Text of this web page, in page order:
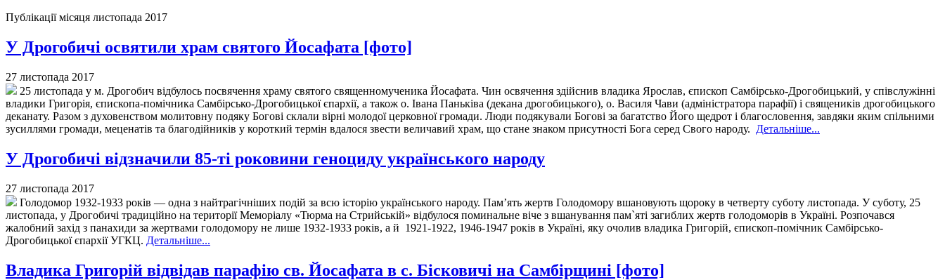
Публікації місяця листопада 2017
У Дрогобичі освятили храм святого Йосафата [фото]
27 листопада 2017
25 листопада у м. Дрогобич відбулось посвячення храму святого священномученика Йосафата. Чин освячення здійснив владика Ярослав, єпископ Самбірсько-Дрогобицький, у співслужінні
владики Григорія, єпископа-помічника Самбірсько-Дрогобицької єпархії, а також о. Івана Паньківа (декана дрогобицького), о. Василя Чави (адміністратора парафії) і священиків дрогобицького
деканату. Разом з духовенством молитовну подяку Богові склали вірні молодої церковної громади. Люди подякували Богові за багатство Його щедрот і благословення, завдяки яким спільними
зусиллями громади, меценатів та благодійників у короткий термін вдалося звести величавий храм, що стане знаком присутності Бога серед Свого народу. Детальніше...
У Дрогобичі відзначили 85-ті роковини геноциду українського народу
27 листопада 2017
Голодомор 1932-1933 років — одна з найтрагічніших подій за всю історію українського народу. Пам’ять жертв Голодомору вшановують щороку в четверту суботу листопада. У суботу, 25
листопада, у Дрогобичі традиційно на території Меморіалу «Тюрма на Стрийській» відбулося поминальне віче з вшанування пам`яті загиблих жертв голодоморів в Україні. Розпочався
жалобний захід з панахиди за жертвами голодомору не лише 1932-1933 років, а й 1921-1922, 1946-1947 років в Україні, яку очолив владика Григорій, єпископ-помічник Самбірсько-
Дрогобицької єпархії УГКЦ. Детальніше...
Владика Григорій відвідав парафію св. Йосафата в с. Бісковичі на Самбірщині [фото]